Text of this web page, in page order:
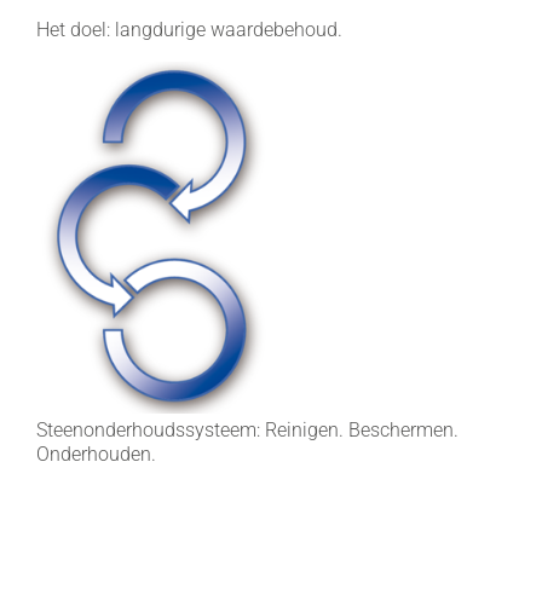
Het doel: langdurige waardebehoud.
Steenonderhoudssysteem: Reinigen. Beschermen.
Onderhouden.